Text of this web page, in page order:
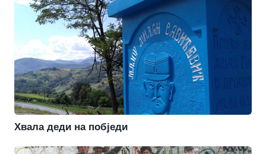
Хвала деди на побједи